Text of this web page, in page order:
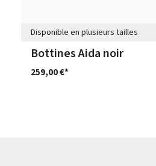
Disponible en plusieurs tailles
Bottines Aida noir
259,00 €*